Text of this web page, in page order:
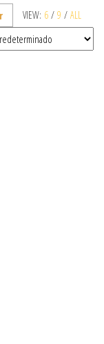
VIEW: 6 / 9 / ALL
variantes. Las